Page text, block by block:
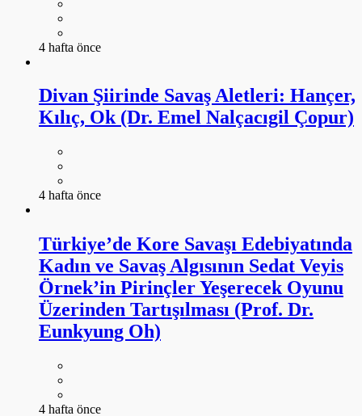
4 hafta önce
Divan Şiirinde Savaş Aletleri: Hançer,
Kılıç, Ok (Dr. Emel Nalçacıgil Çopur)
4 hafta önce
Türkiye’de Kore Savaşı Edebiyatında
Kadın ve Savaş Algısının Sedat Veyis
Örnek’in Pirinçler Yeşerecek Oyunu
Üzerinden Tartışılması (Prof. Dr.
Eunkyung Oh)
4 hafta önce